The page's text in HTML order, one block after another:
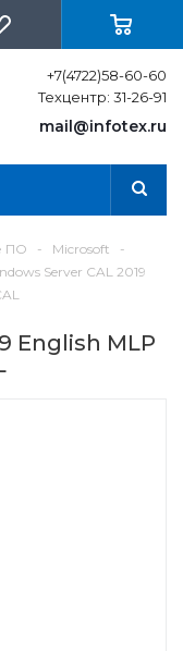
+7(4722)58-60-60
Техцентр: 31-26-91
mail@infotex.ru
ПО - Microsoft
-
Server CAL 2019
English MLP